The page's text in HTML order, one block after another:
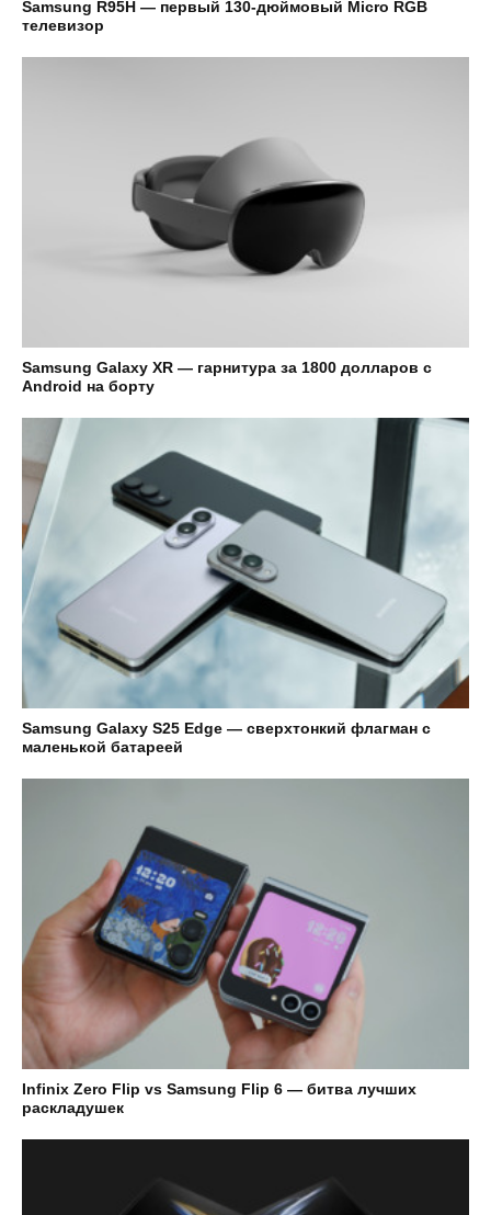
Samsung R95H — первый 130-дюймовый Micro RGB
телевизор
Samsung Galaxy XR — гарнитура за 1800 долларов с
Android на борту
Samsung Galaxy S25 Edge — сверхтонкий флагман с
маленькой батареей
Infinix Zero Flip vs Samsung Flip 6 — битва лучших
раскладушек